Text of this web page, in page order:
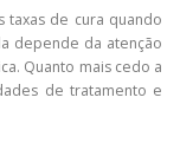
taxas de cura quando
depende da atenção
Quanto mais cedo a
de tratamento e